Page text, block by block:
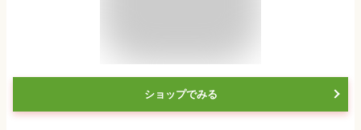
ショップでみる